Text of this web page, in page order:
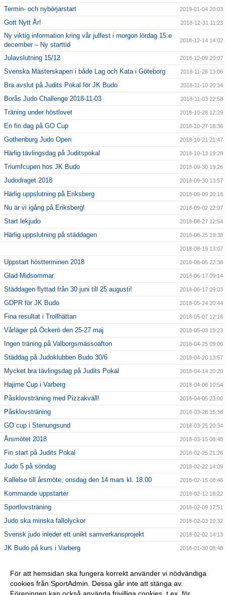
Termin- och nybörjarstart 2019-01-04 20:03
Gott Nytt År! 2018-12-31 11:23
Ny viktig information kring vår julfest i morgon lördag 15:e
december – Ny starttid
2018-12-14 14:02
Julavslutning 15/12 2018-12-09 20:07
Svenska Mästerskapen i både Lag och Kata i Göteborg 2018-11-26 13:06
Bra avslut på Judits Pokal för JK Budo 2018-11-10 20:34
Borås Judo Challenge 2018-11-03 2018-11-03 22:58
Träning under höstlovet 2018-10-28 12:29
En fin dag på GO Cup 2018-10-27 18:36
Gothenburg Judo Open 2018-10-21 21:47
Härlig tävlingsdag på Juditspokal 2018-10-13 19:28
Triumfcupen hos JK Budo 2018-09-30 19:26
Judodraget 2018 2018-09-30 13:57
Härlig uppslutning på Eriksberg 2018-09-09 20:18
Nu är vi igång på Eriksberg! 2018-09-02 22:07
Start lekjudo 2018-08-27 12:54
Härlig uppslutning på städdagen 2018-08-25 19:38
2018-08-19 13:07
Uppstart höstterminen 2018 2018-08-05 22:38
Glad Midsommar 2018-06-17 09:14
Städdagen flyttad från 30 juni till 25 augusti! 2018-06-17 09:03
GDPR för JK Budo 2018-05-24 20:44
Fina resultat i Trollhättan 2018-05-07 12:16
Vårläger på Öckerö den 25-27 maj 2018-05-03 19:23
Ingen träning på Valborgsmässoafton 2018-04-25 09:06
Städdag på Judoklubben Budo 30/6 2018-04-20 13:57
Mycket bra tävlingsdag på Judits Pokal 2018-04-14 20:20
Hajime Cup i Varberg 2018-04-08 10:54
Påsklovsträning med Pizzakväll! 2018-04-05 23:00
Påsklovsträning 2018-03-28 15:38
GO cup i Stenungsund 2018-03-25 20:34
Årsmötet 2018 2018-03-15 08:48
Fin start på Judits Pokal 2018-02-25 21:26
Judo 5 på söndag 2018-02-22 14:09
Kallelse till årsmöte, onsdag den 14 mars kl. 18.00 2018-02-15 08:46
Kommande uppstarter 2018-02-12 18:22
Sportlovsträning 2018-02-09 17:51
Judo ska minska fallolyckor 2018-02-03 10:32
Svensk judo inleder ett unikt samverkansprojekt 2018-02-02 14:13
JK Budo på kurs i Varberg 2018-01-30 08:48
Detta är vår nya hemsida 2017-11-13 19:01
Fin prestation i tävlingen Juditspokal av Judoklubben
2017-09-21 16:03
För att hemsidan ska fungera korrekt använder vi nödvändiga
cookies från SportAdmin. Dessa går inte att stänga av.